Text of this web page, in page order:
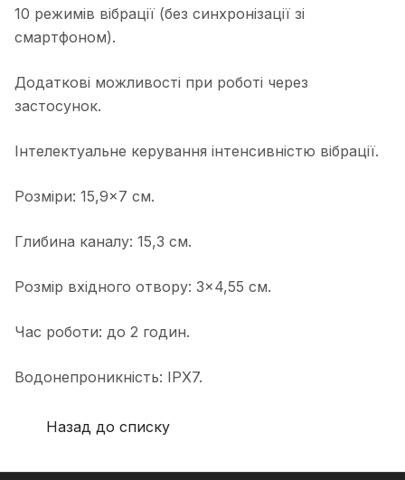
10 режимів вібрації (без синхронізації зі
смартфоном).
Додаткові можливості при роботі через
застосунок.
Інтелектуальне керування інтенсивністю вібрації.
Розміри: 15,9×7 см.
Глибина каналу: 15,3 см.
Розмір вхідного отвору: 3×4,55 см.
Час роботи: до 2 годин.
Водонепроникність: IPX7.
Назад до списку